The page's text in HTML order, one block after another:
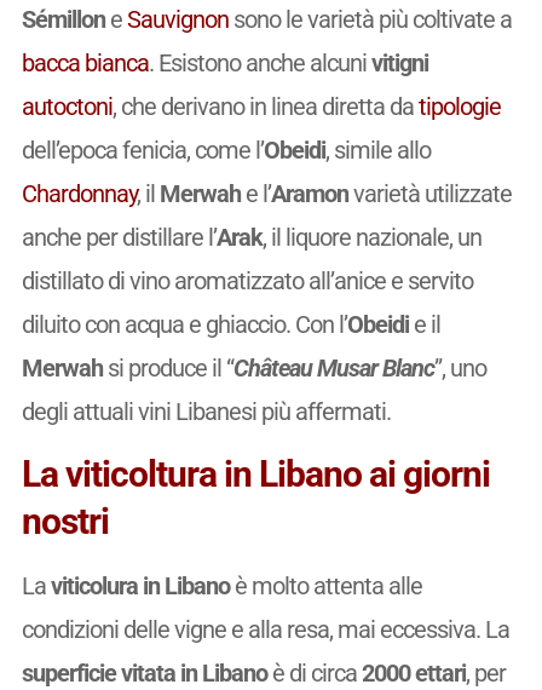
SémilloneSauvignonsono le varietà più coltivate a
bacca bianca. Esistono anche alcunivitigni
autoctoni, che derivano in linea diretta datipologie
dell’epoca fenicia, come l’Obeidi, simile allo
Chardonnay, il Merwahe l’Aramonvarietà utilizzate
anche per distillare l’Arak, il liquore nazionale, un
distillato di vino aromatizzato all’anice e servito
diluito con acqua e ghiaccio. Con l’Obeidie il
Merwahsi produce il “Château Musar Blanc”, uno
degli attuali vini Libanesi più affermati.
La viticoltura in Libano ai giorni
nostri
Laviticolura in Libanoè molto attenta alle
condizioni delle vigne e alla resa, mai eccessiva. La
superficie vitata in Libanoè di circa2000 ettari, per